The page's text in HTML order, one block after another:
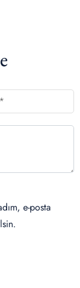
e-posta